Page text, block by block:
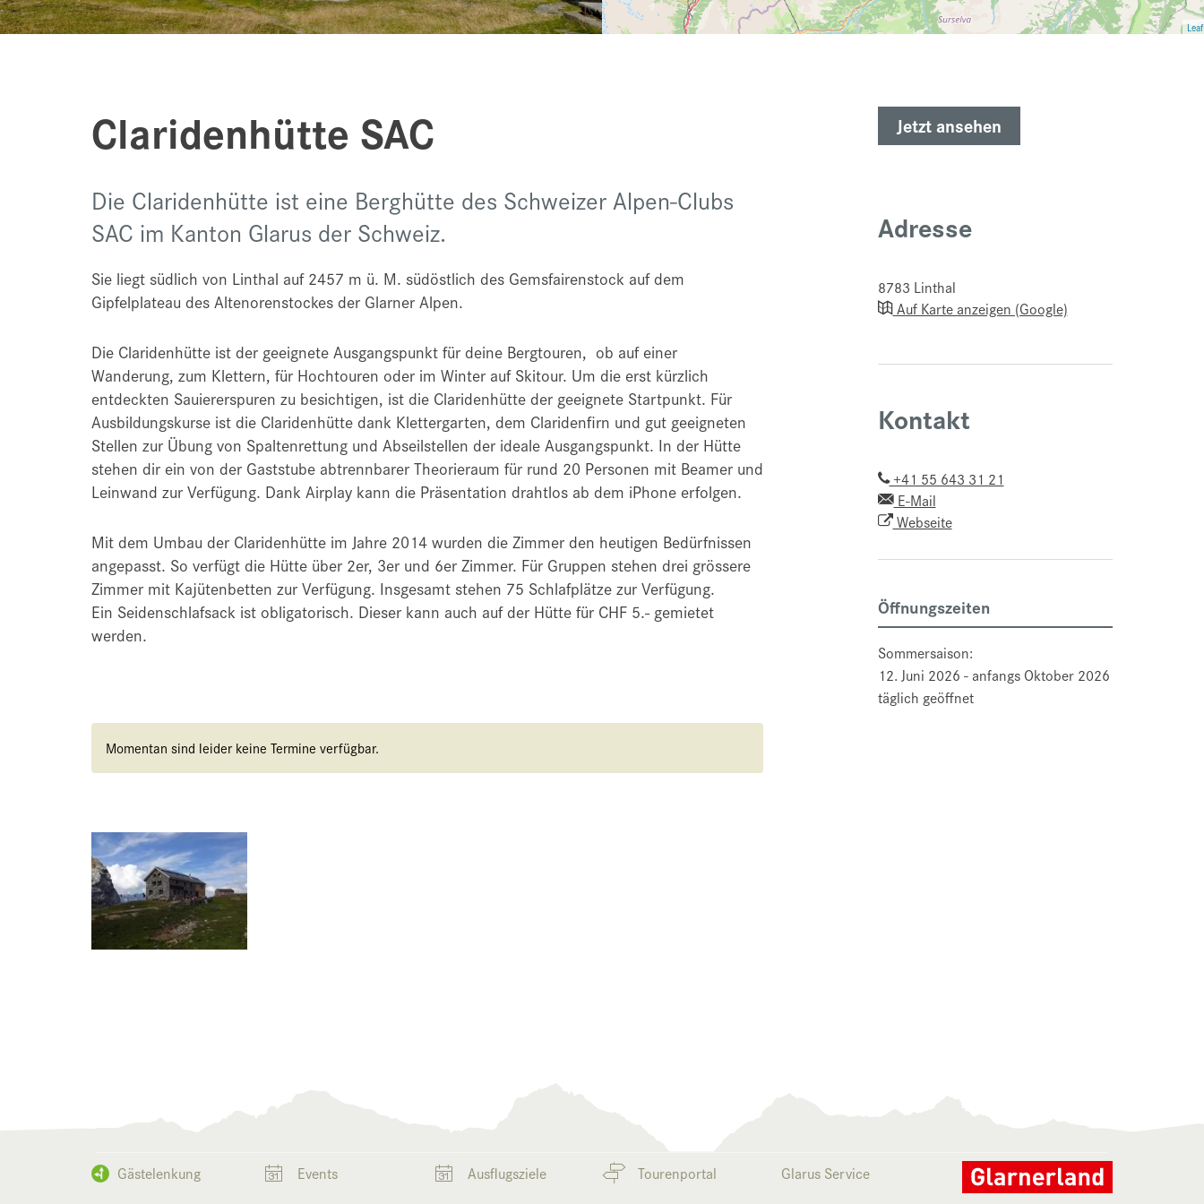
Claridenhütte SAC
Die Claridenhütte ist eine Berghütte des Schweizer Alpen-Clubs
SAC im Kanton Glarus der Schweiz.
Sie liegt südlich von Linthal auf 2457 m ü. M. südöstlich des Gemsfairenstock auf dem
Gipfelplateau des Altenorenstockes der Glarner Alpen.
Die Claridenhütte ist der geeignete Ausgangspunkt für deine Bergtouren, ob auf einer
Wanderung, zum Klettern, für Hochtouren oder im Winter auf Skitour. Um die erst kürzlich
entdeckten Sauiererspuren zu besichtigen, ist die Claridenhütte der geeignete Startpunkt. Für
Ausbildungskurse ist die Claridenhütte dank Klettergarten, dem Claridenfirn und gut geeigneten
Stellen zur Übung von Spaltenrettung und Abseilstellen der ideale Ausgangspunkt. In der Hütte
stehen dir ein von der Gaststube abtrennbarer Theorieraum für rund 20 Personen mit Beamer und
Leinwand zur Verfügung. Dank Airplay kann die Präsentation drahtlos ab dem iPhone erfolgen.
Mit dem Umbau der Claridenhütte im Jahre 2014 wurden die Zimmer den heutigen Bedürfnissen
angepasst. So verfügt die Hütte über 2er, 3er und 6er Zimmer. Für Gruppen stehen drei grössere
Zimmer mit Kajütenbetten zur Verfügung. Insgesamt stehen 75 Schlafplätze zur Verfügung.
Ein Seidenschlafsack ist obligatorisch. Dieser kann auch auf der Hütte für CHF 5.- gemietet
werden.
Momentan sind leider keine Termine verfügbar.
Jetzt ansehen
Adresse
8783 Linthal
Auf Karte anzeigen (Google)
Kontakt
+41 55 643 31 21
E-Mail
Webseite
Öffnungszeiten
Sommersaison:
12. Juni 2026 - anfangs Oktober 2026
täglich geöffnet
Gästelenkung Events Ausflugsziele Tourenportal Glarus Service